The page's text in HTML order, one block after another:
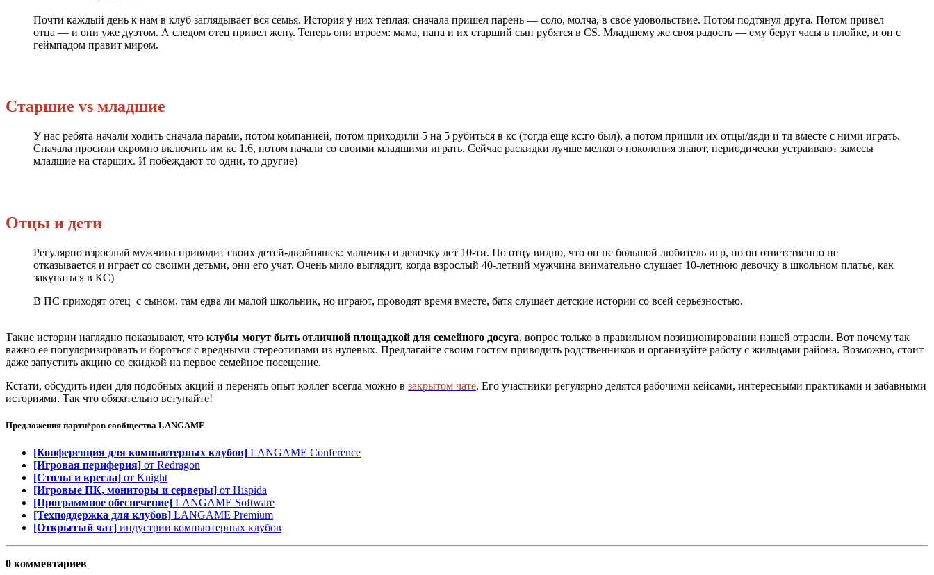
Почти каждый день к нам в клуб заглядывает вся семья. История у них теплая: сначала пришёл парень — соло, молча, в свое удовольствие. Потом подтянул друга. Потом привел
отца — и они уже дуэтом. А следом отец привел жену. Теперь они втроем: мама, папа и их старший сын рубятся в CS. Младшему же своя радость — ему берут часы в плойке, и он с
геймпадом правит миром.
Старшие vs младшие
У нас ребята начали ходить сначала парами, потом компанией, потом приходили 5 на 5 рубиться в кс (тогда еще кс:го был), а потом пришли их отцы/дяди и тд вместе с ними играть.
Сначала просили скромно включить им кс 1.6, потом начали со своими младшими играть. Сейчас раскидки лучше мелкого поколения знают, периодически устраивают замесы
младшие на старших. И побеждают то одни, то другие)
Отцы и дети
Регулярно взрослый мужчина приводит своих детей-двойняшек: мальчика и девочку лет 10-ти. По отцу видно, что он не большой любитель игр, но он ответственно не
отказывается и играет со своими детьми, они его учат. Очень мило выглядит, когда взрослый 40-летний мужчина внимательно слушает 10-летнюю девочку в школьном платье, как
закупаться в КС)
В ПС приходят отец с сыном, там едва ли малой школьник, но играют, проводят время вместе, батя слушает детские истории со всей серьезностью.
Такие истории наглядно показывают, что клубы могут быть отличной площадкой для семейного досуга, вопрос только в правильном позиционировании нашей отрасли. Вот почему так
важно ее популяризировать и бороться с вредными стереотипами из нулевых. Предлагайте своим гостям приводить родственников и организуйте работу с жильцами района. Возможно, стоит
даже запустить акцию со скидкой на первое семейное посещение.
Кстати, обсудить идеи для подобных акций и перенять опыт коллег всегда можно в закрытом чате. Его участники регулярно делятся рабочими кейсами, интересными практиками и забавными
историями. Так что обязательно вступайте!
Предложения партнёров сообщества LANGAME
[Конференция для компьютерных клубов] LANGAME Conference
[Игровая периферия] от Redragon
[Столы и кресла] от Knight
[Игровые ПК, мониторы и серверы] от Hispida
[Программное обеспечение] LANGAME Software
[Техподдержка для клубов] LANGAME Premium
[Открытый чат] индустрии компьютерных клубов
0 комментариев